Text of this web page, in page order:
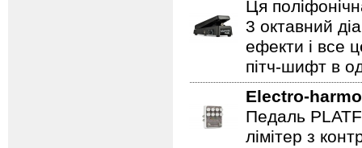
Ця
3 октавний
ефекти і все
пітч-шифт в
Electro-
Педаль
лімітер з